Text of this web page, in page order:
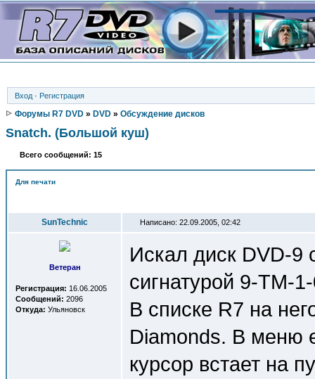
Вход · Регистрация
Форумы R7 DVD » DVD » Обсуждение дисков
Snatch. (Большой куш)
Всего сообщений: 15
Для печати
SunTechnic Написано: 22.09.2005, 02:42
Ветеран
Регистрация: 16.06.2005
Сообщений: 2096
Откуда: Ульяновск
Искал диск DVD-
сигнатурой 9-TM-
В списке R7 на
Diamonds. В меню
курсор встает на